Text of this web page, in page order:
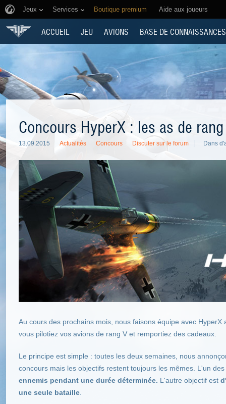
Jeux Services Boutique premium Aide aux joueurs
ACCUEIL JEU AVIONS BASE DE CONNAISSANCES
Concours HyperX : les as de
13.09.2015 Actualités Concours Discuter sur le forum Dans
Au cours des prochains mois, nous faisons équipe avec
vous pilotiez vos avions de rang V et remportiez des cadeaux.
Le principe est simple : toutes les deux semaines, nous
concours mais les objectifs restent toujours les mêmes. L'un
ennemis pendant une durée déterminée. L'autre objectif est
une seule bataille